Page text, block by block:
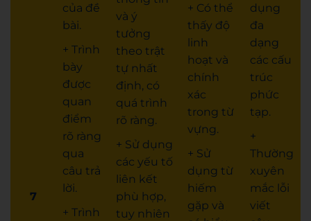
7
của đề
bài.
+ Trình
bày
được
quan
điểm
rõ ràng
qua
câu trả
lời.
+ Trình
và ý
tưởng
theo trật
tự nhất
định, có
quá trình
rõ ràng.
+ Sử dụng
các yếu tố
liên kết
phù hợp,
tuy nhiên
+ Có thể
thấy độ
linh
hoạt và
chính
xác
trong từ
vựng.
+ Sử
dụng từ
hiếm
gặp và
dụng
đa
dạng
các cấu
trúc
phức
tạp.
+
Thường
xuyên
mắc lỗi
viết